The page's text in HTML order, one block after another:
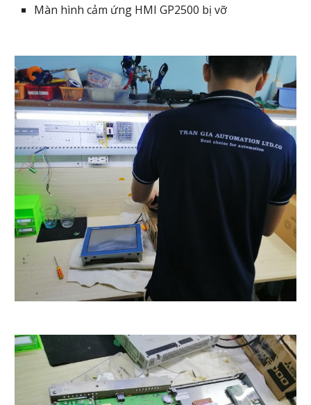
Màn hình cảm ứng HMI GP2500 bị vỡ